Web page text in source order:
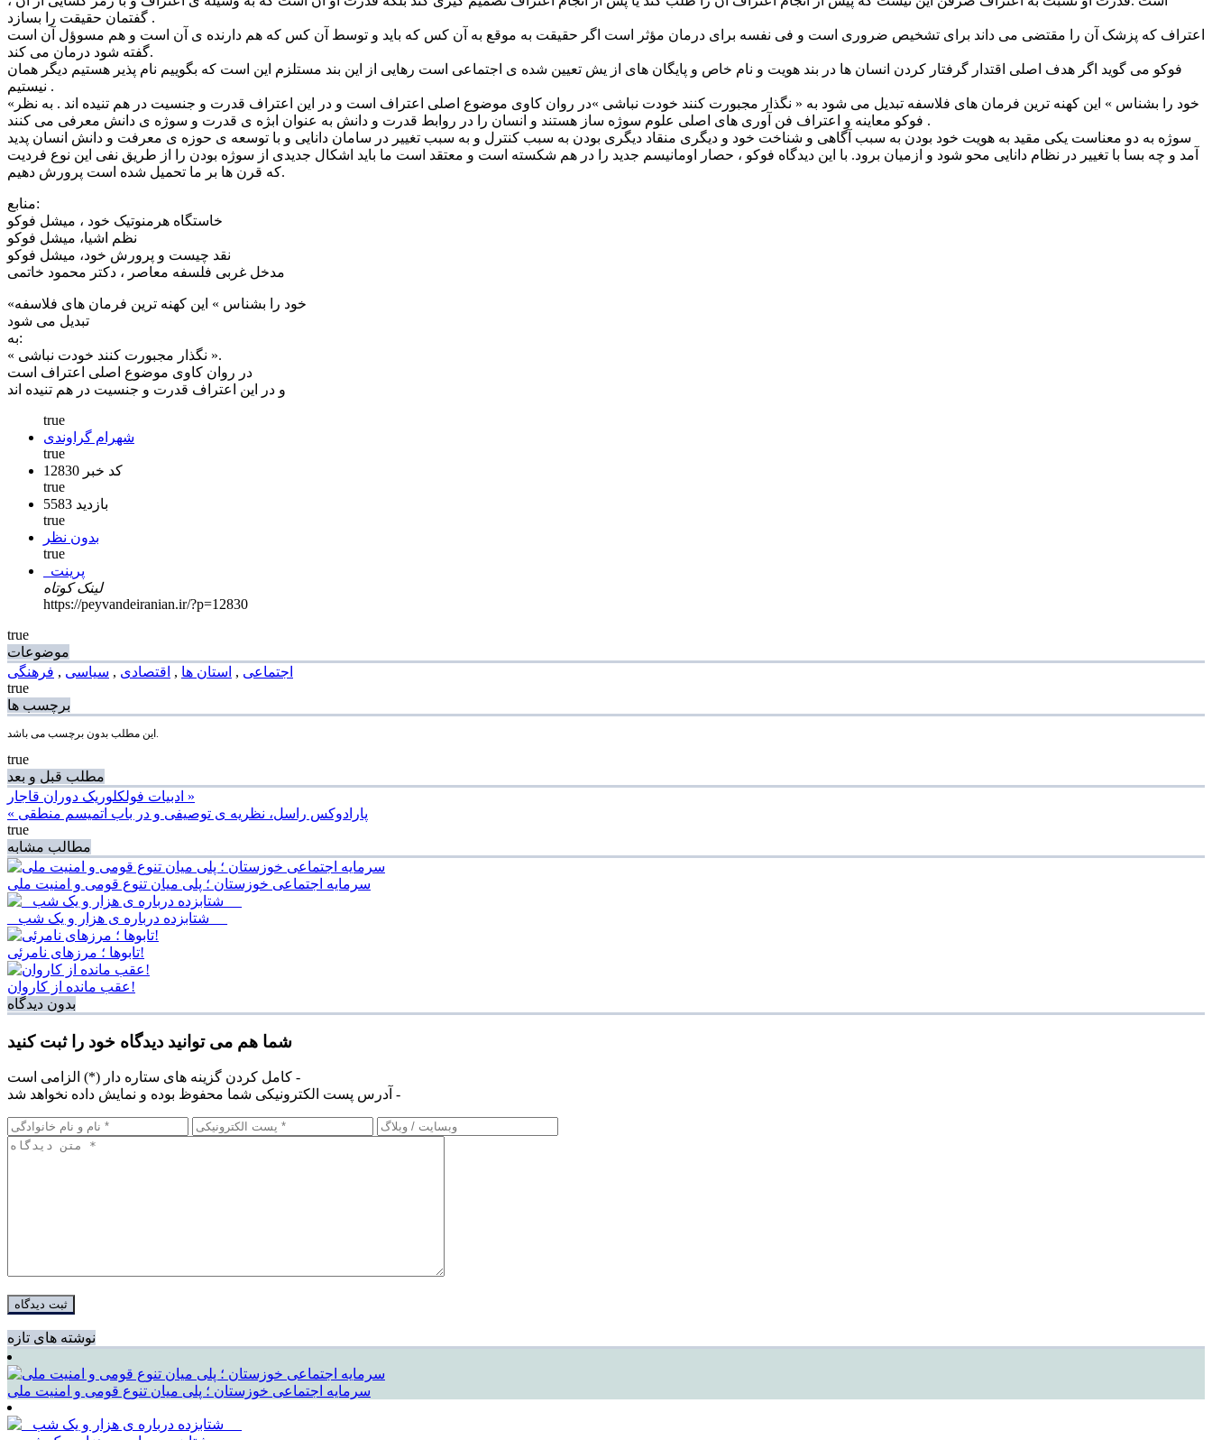
گفتمان حقیقت را بسازد .
اعتراف که پزشک آن را مقتضی می داند برای تشخیص ضروری است و فی نفسه برای درمان مؤثر است اگر حقیقت به موقع به آن کس که باید و توسط آن کس که هم دارنده ی آن است و هم مسوؤل آن است
گفته شود درمان می کند.
فوکو می گوید اگر هدف اصلی اقتدار گرفتار کردن انسان ها در بند هویت و نام خاص و پایگان های از یش تعیین شده ی اجتماعی است رهایی از این بند مستلزم این است که بگوییم نام پذیر هستیم دیگر همان
نیستیم .
«خود را بشناس » این کهنه ترین فرمان های فلاسفه تبدیل می شود به « نگذار مجبورت کنند خودت نباشی »در روان کاوی موضوع اصلی اعتراف است و در این اعتراف قدرت و جنسیت در هم تنیده اند . به نظر
فوکو معاینه و اعتراف فن آوری های اصلی علوم سوژه ساز هستند و انسان را در روابط قدرت و دانش به عنوان ابژه ی قدرت و سوژه ی دانش معرفی می کنند .
سوژه به دو معناست یکی مقید به هویت خود بودن به سبب آگاهی و شناخت خود و دیگری منقاد دیگری بودن به سبب کنترل و به سبب تغییر در سامان دانایی و با توسعه ی حوزه ی معرفت و دانش انسان پدید
آمد و چه بسا با تغییر در نظام دانایی محو شود و ازمیان برود. با این دیدگاه فوکو ، حصار اومانیسم جدید را در هم شکسته است و معتقد است ما باید اشکال جدیدی از سوژه بودن را از طریق نفی این نوع فردیت
که قرن ها بر ما تحمیل شده است پرورش دهیم.
منابع:
خاستگاه هرمنوتیک خود ، میشل فوکو
نظم اشیا، میشل فوکو
نقد چیست و پرورش خود، میشل فوکو
مدخل غربی فلسفه معاصر ، دکتر محمود خاتمی
«خود را بشناس » این کهنه ترین فرمان های فلاسفه
تبدیل می شود
به:
« نگذار مجبورت کنند خودت نباشی ».
در روان کاوی موضوع اصلی اعتراف است
و در این اعتراف قدرت و جنسیت در هم تنیده اند
true
شهرام گراوندی
true
کد خبر 12830
true
5583 بازدید
true
بدون نظر
true
پرینت
لینک کوتاه
https://peyvandeiranian.ir/?p=12830
true
موضوعات
اجتماعی , استان ها , اقتصادی , سیاسی , فرهنگی
true
برچسب ها
این مطلب بدون برچسب می باشد.
true
مطلب قبل و بعد
ادبیات فولکلوریک دوران قاجار »
« پارادوکس راسل، نظریه ی توصیفی و در باب اتمیسم منطقی
true
مطالب مشابه
سرمایه اجتماعی خوزستان ؛ پلی میان تنوع قومی و امنیت ملی
تابوها ؛ مرزهای نامرئی!
عقب مانده از کاروان!
بدون دیدگاه
شما هم می توانید دیدگاه خود را ثبت کنید
کامل کردن گزینه های ستاره دار (*) الزامی است -
آدرس پست الکترونیکی شما محفوظ بوده و نمایش داده نخواهد شد -
نوشته های تازه
سرمایه اجتماعی خوزستان ؛ پلی میان تنوع قومی و امنیت ملی